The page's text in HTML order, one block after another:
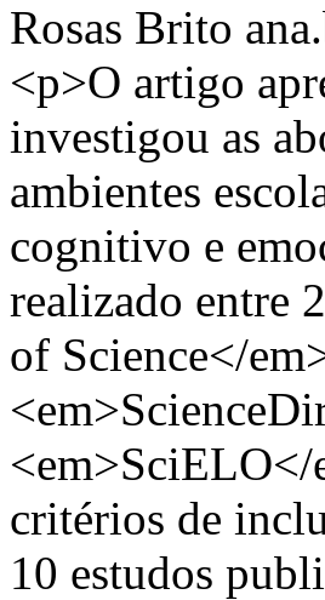
Rosas Brito
<p>O artigo
investigou as
ambientes
cognitivo e
realizado entre
of Science</
<em>SciELO</
critérios de
10 estudos